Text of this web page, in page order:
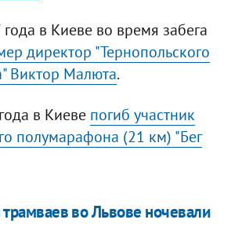
в Киеве во время забега
директор "Тернопольского
Виктор Малюта.
в Киеве погиб участник
полумарафона (21 км) "Бег
во Львове ночевали